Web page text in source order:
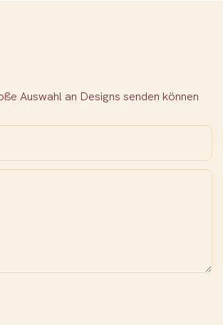
Auswahl an Designs senden können